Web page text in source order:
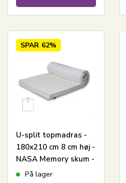
SPAR 62%
U-split topmadras -
180x210 cm 8 cm høj -
NASA Memory skum -
Borg Living -
På lager